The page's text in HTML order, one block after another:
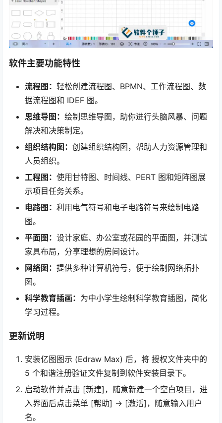
软件主要功能特性
流程图： 轻松创建流程图、BPMN、工作流程图、数
据流程图和 IDEF 图。
思维导图： 绘制思维导图，助你进行头脑风暴、问题
解决和决策制定。
组织结构图： 创建组织结构图，帮助人力资源管理和
人员组织。
工程图： 使用甘特图、时间线、PERT 图和矩阵图展
示项目任务关系。
电路图： 利用电气符号和电子电路符号来绘制电路
图。
平面图： 设计家庭、办公室或花园的平面图，并测试
家具布局，分享理想的房间设计。
网络图： 提供多种计算机符号，便于绘制网络拓扑
图。
科学教育插画： 为中小学生绘制科学教育插图，简化
学习过程。
更新说明
安装亿图图示 (Edraw Max) 后，将 授权文件夹中的
5 个和谐注册验证文件复制到软件安装目录下。
启动软件并点击 [新建]，随意新建一个空白项目，进
入界面后点击菜单 [帮助] -> [激活]，随意输入用户
名。